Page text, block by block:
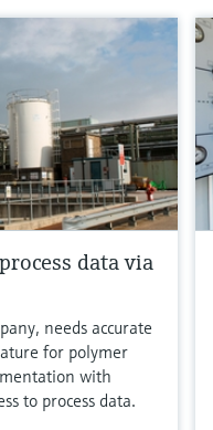
data via
needs accurate
for polymer
with
to process data.